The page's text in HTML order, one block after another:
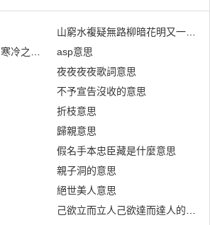
冷之時是什麼意思
山窮水複疑無路柳暗花明又一村的
asp意思
夜夜夜夜歌詞意思
不予宣告沒收的意思
折枝意思
歸親意思
假名手本忠臣藏是什麼意思
親子洞的意思
絕世美人意思
己欲立而立人己欲達而達人的意思